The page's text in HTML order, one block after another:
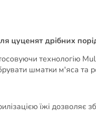
цуценят дрібних
технологію
шматки м'яса
їжі дозволяє